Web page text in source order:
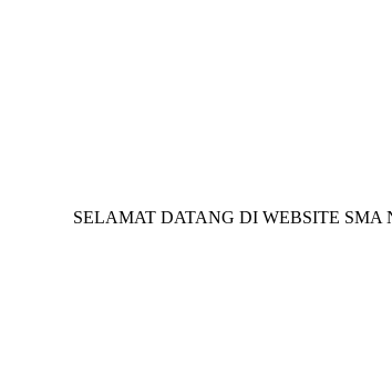
SELAMAT DATANG DI WEBSITE SMA